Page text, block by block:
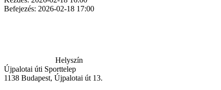
Befejezés: 2026-02-18 17:00
Helyszín
Újpalotai úti Sporttelep
1138 Budapest, Újpalotai út 13.